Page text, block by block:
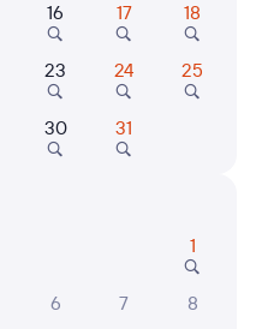
16 17 18
23 24 25
30 31
1
6 7 8